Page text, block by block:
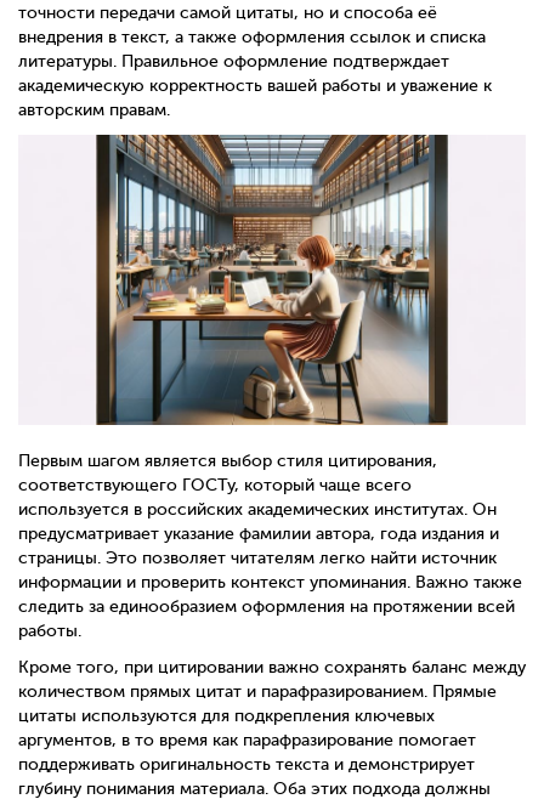
точности передачи самой цитаты, но и способа её
внедрения в текст, а также оформления ссылок и списка
литературы. Правильное оформление подтверждает
академическую корректность вашей работы и уважение к
авторским правам.
Первым шагом является выбор стиля цитирования,
соответствующего ГОСТу, который чаще всего
используется в российских академических институтах. Он
предусматривает указание фамилии автора, года издания и
страницы. Это позволяет читателям легко найти источник
информации и проверить контекст упоминания. Важно также
следить за единообразием оформления на протяжении всей
работы.
Кроме того, при цитировании важно сохранять баланс между
количеством прямых цитат и парафразированием. Прямые
цитаты используются для подкрепления ключевых
аргументов, в то время как парафразирование помогает
поддерживать оригинальность текста и демонстрирует
глубину понимания материала. Оба этих подхода должны